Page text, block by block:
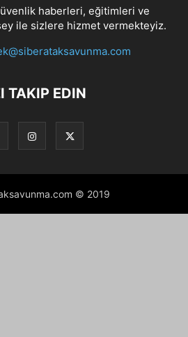
haberleri, eğitimleri ve
ile sizlere hizmet vermekteyiz.
TAKIP EDIN
© 2019